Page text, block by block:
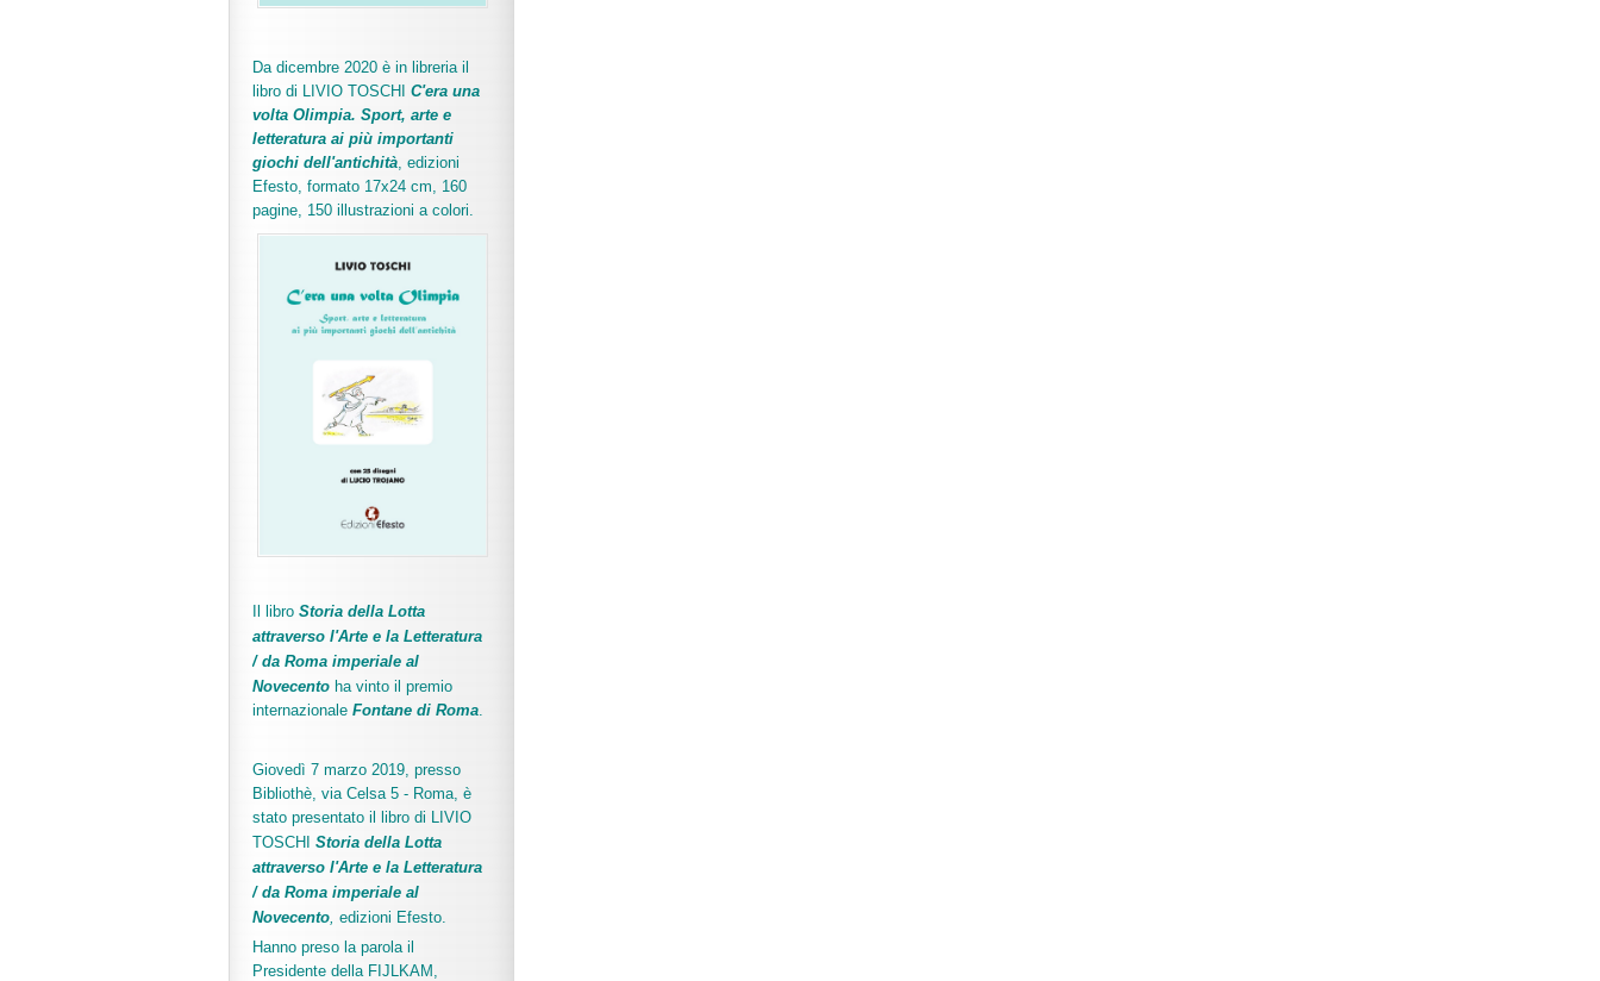
Da dicembre 2020 è in libreria il
libro di LIVIO TOSCHI C'era una
volta Olimpia. Sport, arte e
letteratura ai più importanti
giochi dell'antichità, edizioni
Efesto, formato 17x24 cm, 160
pagine, 150 illustrazioni a colori.
Il libro Storia della Lotta
attraverso l'Arte e la Letteratura
/ da Roma imperiale al
Novecento ha vinto il premio
internazionale Fontane di Roma.
Giovedì 7 marzo 2019, presso
Bibliothè, via Celsa 5 - Roma, è
stato presentato il libro di LIVIO
TOSCHI Storia della Lotta
attraverso l'Arte e la Letteratura
/ da Roma imperiale al
Novecento, edizioni Efesto.
Hanno preso la parola il
Presidente della FIJLKAM,